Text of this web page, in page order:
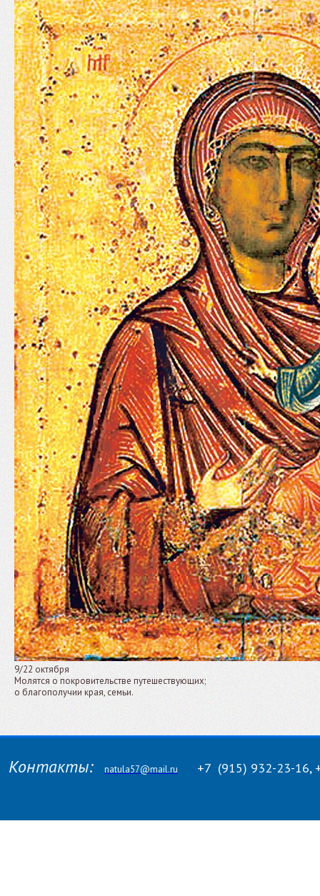
9/22 октября
Молятся о покровительстве путешествующих;
о благополучии края, семьи.
Контакты: natula57@mail.ru +7 (915) 932-23-16,